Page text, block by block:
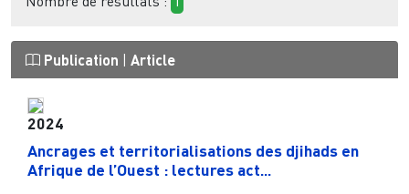
Publication Article
2024
Ancrages et territorialisations des djihads en
Afrique de l’Ouest : lectures act...